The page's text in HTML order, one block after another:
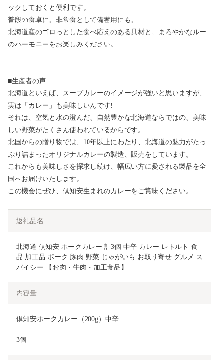
ックしておくと便利です。
普段の食卓に。非常食として備蓄用にも。
北海道産のゴロっとした食べ応えのある具材と、まろやかなルー
のハーモニーをお楽しみください。
■生産者の声
北海道といえば、スープカレーのイメージが強いと思いますが、
実は「カレー」も美味しいんです!
それは、空気と水の澄んだ、自然豊かな北海道ならではの、美味
しい野菜がたくさん使われているからです。
北国からの贈り物では、10年以上にわたり、北海道の魅力がたっ
ぷり詰まったオリジナルカレーの製造、販売をしています。
これからも美味しさを探求し続け、幅広い方に愛される製品を全
国へお届けいたします。
この機会にぜひ、倶知安生まれのカレーをご賞味ください。
返礼品名
北海道 倶知安 ポークカレー 計3個 中辛 カレー レトルト 食
品 加工品 ポーク 豚肉 野菜 じゃがいも お取り寄せ グルメ ス
パイシー 【お肉・牛肉・加工食品】
内容量
倶知安ポークカレー（200g）中辛
3個